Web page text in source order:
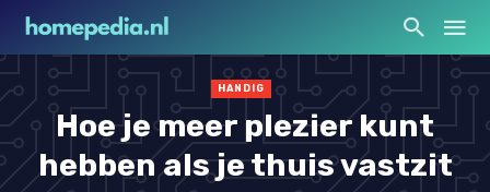
HANDIG
Hoe je meer plezier kunt
hebben als je thuis vastzit